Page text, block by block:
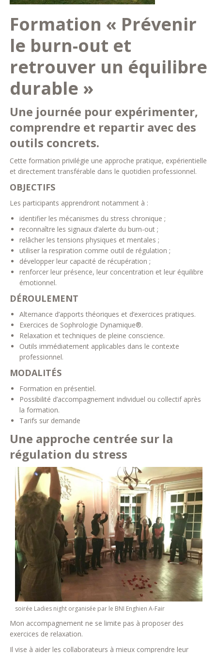
Formation « Prévenir
le burn-out et
retrouver un équilibre
durable »
Une journée pour expérimenter,
comprendre et repartir avec des
outils concrets.
Cette formation privilégie une approche pratique, expérientielle
et directement transférable dans le quotidien professionnel.
OBJECTIFS
Les participants apprendront notamment à :
identifier les mécanismes du stress chronique ;
reconnaître les signaux d’alerte du burn-out ;
relâcher les tensions physiques et mentales ;
utiliser la respiration comme outil de régulation ;
développer leur capacité de récupération ;
renforcer leur présence, leur concentration et leur équilibre
émotionnel.
DÉROULEMENT
Alternance d’apports théoriques et d’exercices pratiques.
Exercices de Sophrologie Dynamique®.
Relaxation et techniques de pleine conscience.
Outils immédiatement applicables dans le contexte
professionnel.
MODALITÉS
Formation en présentiel.
Possibilité d’accompagnement individuel ou collectif après
la formation.
Tarifs sur demande
Une approche centrée sur la
régulation du stress
soirée Ladies night organisée par le BNI Enghien A-Fair
Mon accompagnement ne se limite pas à proposer des
exercices de relaxation.
Il vise à aider les collaborateurs à mieux comprendre leur